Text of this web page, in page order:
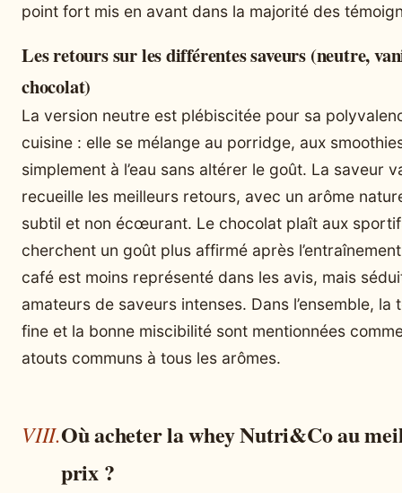
point fort mis en avant dans la majorité des
Les retours sur les différentes saveurs (neutre,
chocolat)
La version neutre est plébiscitée pour sa
cuisine : elle se mélange au porridge, aux
simplement à l’eau sans altérer le goût. La saveur
recueille les meilleurs retours, avec un arôme
subtil et non écœurant. Le chocolat plaît aux
cherchent un goût plus affirmé après
café est moins représenté dans les avis, mais
amateurs de saveurs intenses. Dans l’ensemble, la
fine et la bonne miscibilité sont mentionnées
atouts communs à tous les arômes.
Où acheter la whey Nutri&Co au
prix ?